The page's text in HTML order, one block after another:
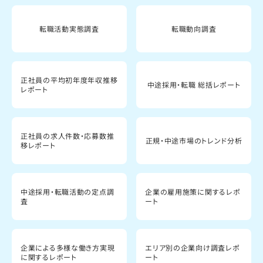
転職活動実態調査 転職動向調査
正社員の平均初年度年収推移
レポート
中途採用・転職 総括レポート
正社員の求人件数・応募数推
移レポート
正規・中途市場のトレンド分析
中途採用・転職活動の定点調
査
企業の雇用施策に関するレポ
ート
企業による多様な働き方実現
に関するレポート
エリア別の企業向け調査レポ
ート